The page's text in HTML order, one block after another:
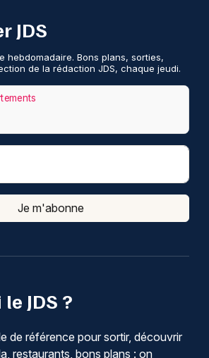
JDS ?
de référence pour sortir, découvrir
restaurants, bons plans : on
JDS
hebdomadaire. Bons plans, sorties,
de la rédaction JDS, chaque jeudi.
Je m'abonne